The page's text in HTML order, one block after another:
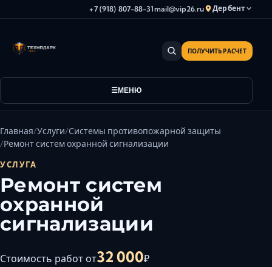
+7 (918) 807-88-31mail@vip26.ru Дербент
Анапа
Владикавказ
МЕНЮ
ПОЛУЧИТЬ РАСЧЕТ
Главная Услуги Системы противопожарной защиты
Ремонт систем охранной сигнализации
УСЛУГА
Ремонт систем
охранной
сигнализации
Стоимость работ от32 000₽